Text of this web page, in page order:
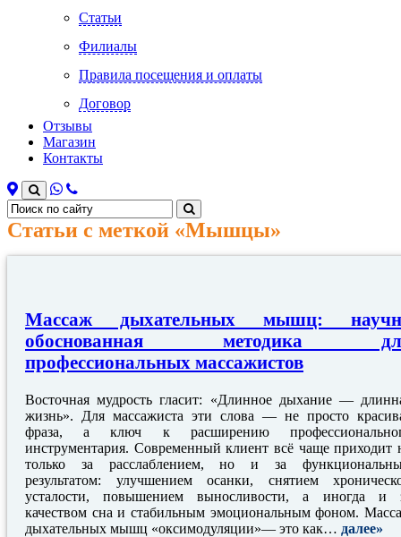
Статьи
Филиалы
Правила посещения и оплаты
Договор
Отзывы
Магазин
Контакты
Статьи с меткой «Мышцы»
Массаж дыхательных мышц:
обоснованная методика
профессиональных массажистов
Восточная мудрость гласит: «Длинное дыхание —
жизнь». Для массажиста эти слова — не просто
фраза, а ключ к расширению
инструментария. Современный клиент всё чаще приходит
только за расслаблением, но и за
результатом: улучшением осанки, снятием
усталости, повышением выносливости, а иногда и
качеством сна и стабильным эмоциональным фоном.
дыхательных мышц «оксимодуляции»— это как… далее»